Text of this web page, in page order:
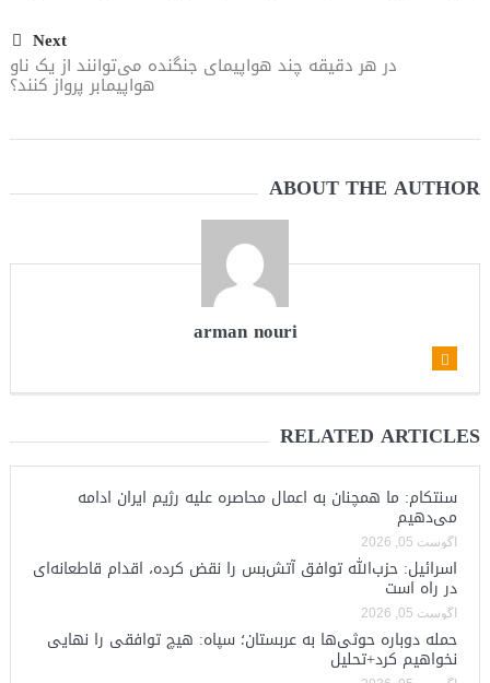
Next
در هر دقیقه چند هواپیمای جنگنده می‌توانند از یک ناو
هواپیمابر پرواز کنند؟
ABOUT THE AUTHOR
arman nouri
RELATED ARTICLES
سنتکام: ما همچنان به اعمال محاصره علیه رژیم ایران ادامه
می‌دهیم
آگوست 05, 2026
اسرائیل: حزب‌الله توافق آتش‌بس را نقض کرده، اقدام قاطعانه‌ای
در راه است
آگوست 05, 2026
حمله دوباره حوثی‌ها به عربستان؛ سپاه: هیچ توافقی را نهایی
نخواهیم کرد+تحلیل